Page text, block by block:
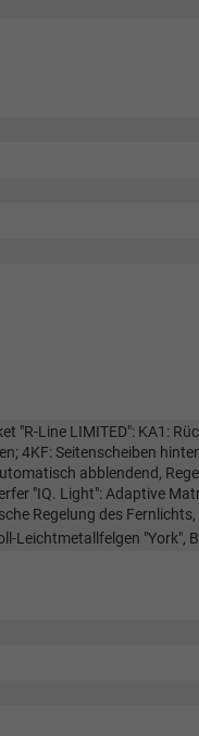
"R-Line LIMITED": KA1:
4KF: Seitenscheiben
abblendend,
"IQ. Light": Adaptive
Regelung des
Leichtmetallfelgen "York",